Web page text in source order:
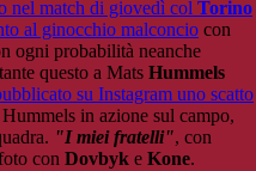
nel match di giovedì col Torino
al ginocchio malconcio con
ogni probabilità neanche
questo a Mats Hummels
su Instagram uno scatto
in azione sul campo,
"I miei fratelli", con
con Dovbyk e Kone.